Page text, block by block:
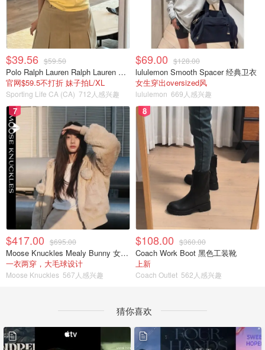
$39.56 $59.50
Polo Ralph Lauren Ralph Lauren Polo Bear 女童棉T恤 染色 1件
官网$59.5不打折 妹子拍L/XL
Sporting Life CA (CA) 712人感兴趣
$69.00 $128.00
lululemon Smooth Spacer 经典卫衣
女生穿出oversized风
lululemon 669人感兴趣
7
$417.00 $695.00
Moose Knuckles Mealy Bunny 女士双面穿连帽外套
一衣两穿，大毛球设计
Moose Knuckles 567人感兴趣
8
$108.00 $360.00
Coach Work Boot 黑色工装靴
上新
Coach Outlet 562人感兴趣
猜你喜欢